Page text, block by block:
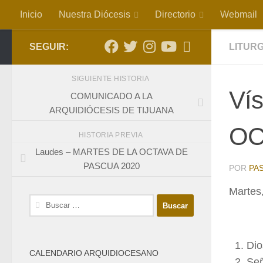
Saltar al contenido
Inicio Nuestra Diócesis Directorio Webmail
POR
SEGUIR:
SIGUIENTE HISTORIA
COMUNICADO A LA
ARQUIDIÓCESIS DE TIJUANA
HISTORIA PREVIA
Laudes – MARTES DE LA OCTAVA DE
PASCUA 2020
Buscar:
CALENDARIO ARQUIDIOCESANO